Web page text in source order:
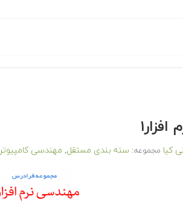
کیا مجموعه: سته بندی مستقل, مهندسی کامپیوتر